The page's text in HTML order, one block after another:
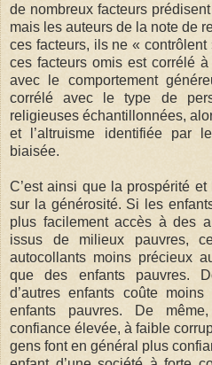
de nombreux facteurs
mais les auteurs de la note de
ces facteurs, ils ne «
ces facteurs omis est corrélé
avec le comportement
corrélé avec le type de
religieuses échantillonnées,
et l’altruisme identifiée par
biaisée.
C’est ainsi que la prospérité
sur la générosité. Si les
plus facilement accès à des
issus de milieux pauvres,
autocollants moins précieux
que des enfants pauvres.
d’autres enfants coûte
enfants pauvres. De
confiance élevée, à faible
gens font en général plus